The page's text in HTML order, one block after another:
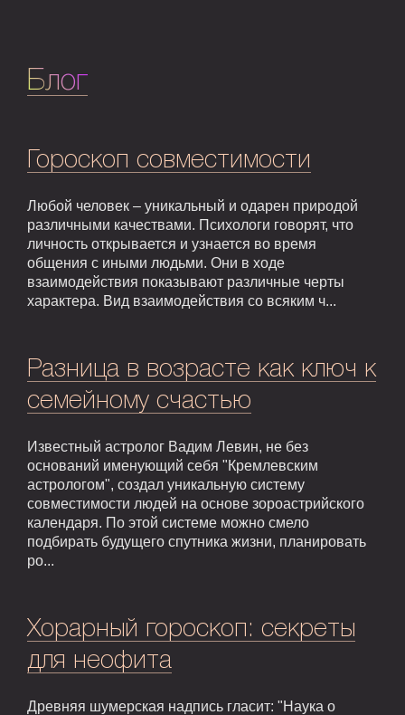
Блог
Гороскоп совместимости
Любой человек – уникальный и одарен природой
различными качествами. Психологи говорят, что
личность открывается и узнается во время
общения с иными людьми. Они в ходе
взаимодействия показывают различные черты
характера. Вид взаимодействия со всяким ч...
Разница в возрасте как ключ к
семейному счастью
Известный астролог Вадим Левин, не без
оснований именующий себя "Кремлевским
астрологом", создал уникальную систему
совместимости людей на основе зороастрийского
календаря. По этой системе можно смело
подбирать будущего спутника жизни, планировать
ро...
Хорарный гороскоп: секреты
для неофита
Древняя шумерская надпись гласит: "Наука о